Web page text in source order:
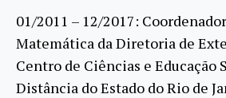
01/2011 – 12/2017:
Matemática da Diretoria de
Centro de Ciências e Educação
Distância do Estado do Rio de